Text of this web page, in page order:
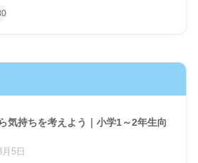
気持ちを考えよう｜小学1～2年生向
5日